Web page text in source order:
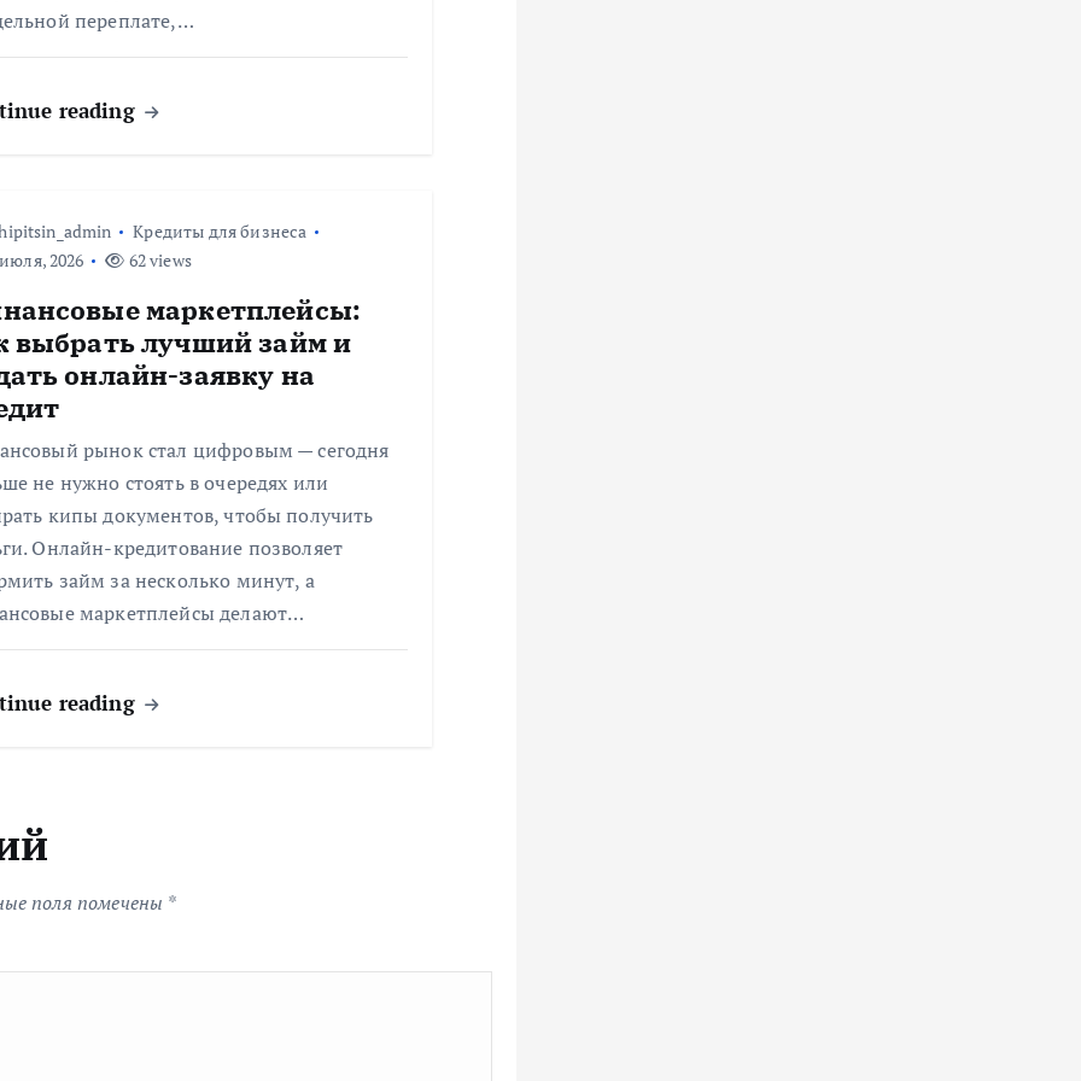
переплате,…
reading
Кредиты для бизнеса
2026
62 views
маркетплейсы:
выбрать лучший займ и
онлайн-заявку на
рынок стал цифровым — сегодня
не нужно стоять в очередях или
кипы документов, чтобы получить
Онлайн-кредитование позволяет
займ за несколько минут, а
маркетплейсы делают…
reading
поля помечены *